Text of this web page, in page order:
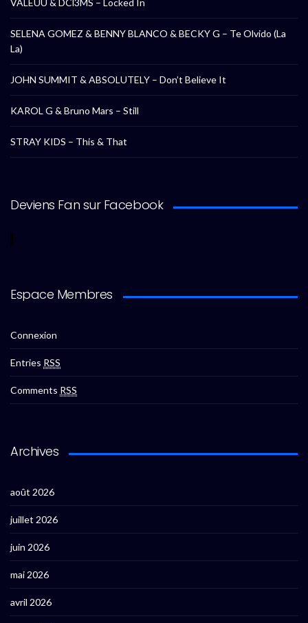
VALEUU & DCl3MS – Locked In
SELENA GOMEZ & BENNY BLANCO & BECKY G – Te Olvido (La
La)
JOHN SUMMIT & ABSOLUTELY – Don’t Believe It
KAROL G & Bruno Mars – Still
STRAY KIDS – This & That
Deviens Fan sur Facebook
Espace Membres
Connexion
Entries RSS
Comments RSS
Archives
août 2026
juillet 2026
juin 2026
mai 2026
avril 2026